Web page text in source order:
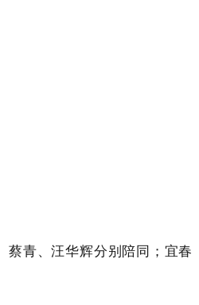
青、汪华辉分别陪同；宜春